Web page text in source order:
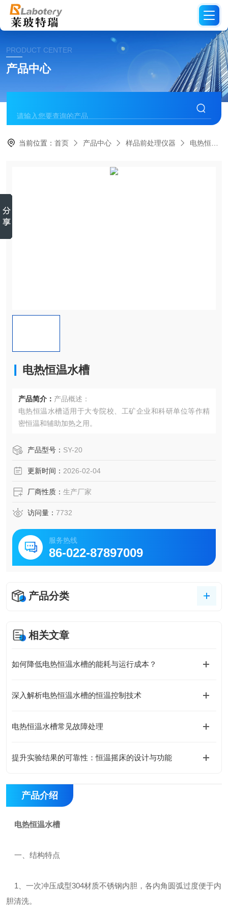
PRODUCT CENTER
产品中心
当前位置：首页 产品中心 样品前处理仪器 电热恒温水槽
电热恒温水槽
产品简介： 产品概述：
电热恒温水槽适用于大专院校、工矿企业和科研单位等作精
密恒温和辅助加热之用。
产品型号： SY-20
更新时间： 2026-02-04
厂商性质： 生产厂家
访问量： 7732
服务热线
86-022-87897009
产品分类
相关文章
如何降低电热恒温水槽的能耗与运行成本？
深入解析电热恒温水槽的恒温控制技术
电热恒温水槽常见故障处理
提升实验结果的可靠性：恒温摇床的设计与功能
产品介绍
电热恒温水槽
一、结构特点
1、一次冲压成型304材质不锈钢内胆，各内角圆弧过度便于内
胆清洗。